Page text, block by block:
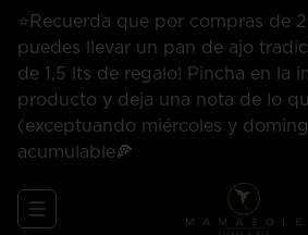
⭐Recuerda que por compras de
puedes llevar un pan de ajo
de 1,5 lts de regalo! Pincha en la
producto y deja una nota de lo
(exceptuando miércoles y
acumulable🍕
Abrir menu de navegación